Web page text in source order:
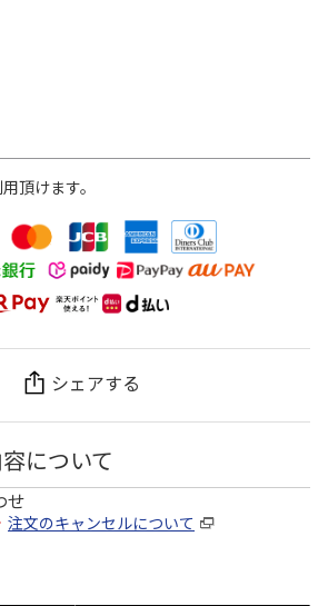
頂けます。
シェアする
について
せ
注文のキャンセルについて